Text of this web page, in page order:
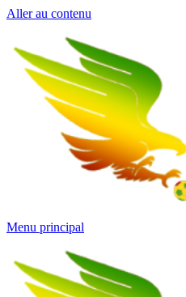
Aller au contenu
Menu principal